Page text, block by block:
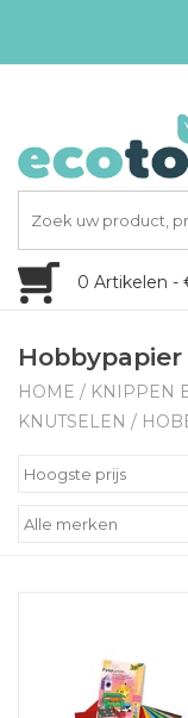
0 Artikelen -
HOME / KNIPPEN
KNUTSELEN /